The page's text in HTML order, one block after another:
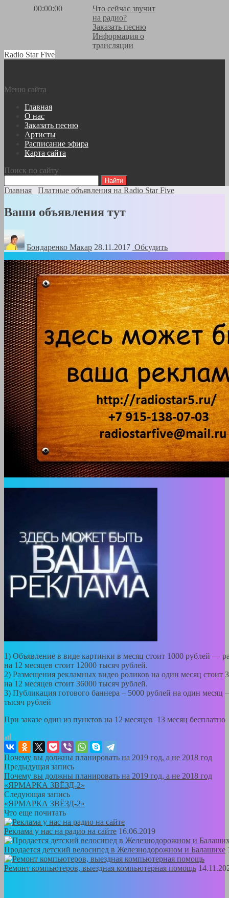
00:00:00
Что сейчас звучит
на радио?
Заказать песню
Информация о
трансляции
Radio Star Five
Меню сайта
Главная
О нас
Заказать песню
Артисты
Расписание эфира
Карта сайта
Поиск по сайту
Главная Платные объявления на Radio Star Five
Ваши объявления тут
Бондаренко Mакар 28.11.2017 Обсудить
1) Объявление в виде картинки в месяц стоит 1000 рублей —
на 12 месяцев стоит 12000 тысяч рублей.
2) Размещения рекламных видео роликов на один месяц стоит
на 12 месяцев стоит 36000 тысяч рублей.
3) Публикация готового баннера – 5000 рублей на один месяц
тысяч рублей
При заказе один из пунктов на 12 месяцев 13 месяц бесплатно
Почему вы должны планировать на 2019 год, а не 2018 год
Предыдущая запись
Почему вы должны планировать на 2019 год, а не 2018 год
«ЯРМАРКА ЗВЁЗД-2»
Следующая запись
«ЯРМАРКА ЗВЁЗД-2»
Что еще почитать
Реклама у нас на радио на сайте 16.06.2019
Продается детский велосипед в Железнодорожном и Балашихе
Ремонт компьютеров, выездная компьютерная помощь